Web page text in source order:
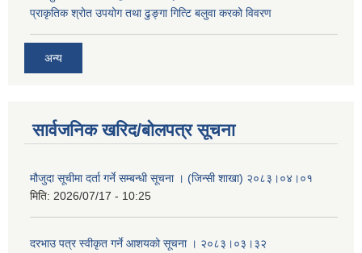
प्राकृतिक श्रोत उपयोग तथा ढुङ्गा गित्टि बलुवा करको विवरण
अन्य
सार्वजनिक खरिद/बोलपत्र सूचना
मौजुदा सूचीमा दर्ता गर्ने सम्बन्धी सूचना । (जिन्सी शाखा) २०८३।०४।०१
मिति: 2026/07/17 - 10:25
दरभाउ पत्र स्वीकृत गर्ने आशयको सूचना । २०८३।०३।३२